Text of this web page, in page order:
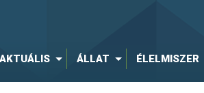
AKTUÁLIS ÁLLAT ÉLELMISZER